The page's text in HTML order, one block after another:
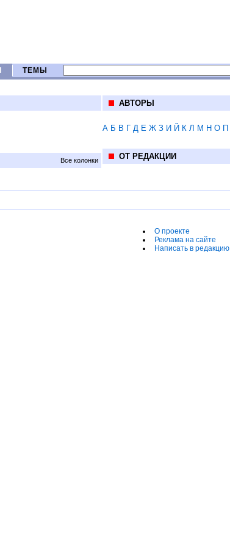
ТЕМЫ
Все колонки
АВТОРЫ
А Б В Г Д Е Ж З И Й К Л М Н О П
ОТ РЕДАКЦИИ
О проекте
Реклама на сайте
Написать в редакцию